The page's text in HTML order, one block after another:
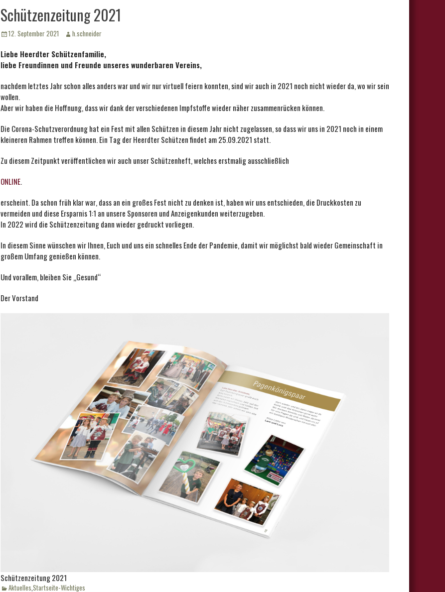
Schützenzeitung 2021
Veröffentlicht
12. September 2021 Autorh.schneider
Liebe Heerdter Schützenfamilie,
liebe Freundinnen und Freunde unseres wunderbaren Vereins,
nachdem letztes Jahr schon alles anders war und wir nur virtuell feiern konnten, sind wir auch in 2021 noch nicht wieder da, wo wir sein
wollen.
Aber wir haben die Hoffnung, dass wir dank der verschiedenen Impfstoffe wieder näher zusammenrücken können.
Die Corona-Schutzverordnung hat ein Fest mit allen Schützen in diesem Jahr nicht zugelassen, so dass wir uns in 2021 noch in einem
kleineren Rahmen treffen können. Ein Tag der Heerdter Schützen findet am 25.09.2021 statt.
Zu diesem Zeitpunkt veröffentlichen wir auch unser Schützenheft, welches erstmalig ausschließlich
ONLINE.
erscheint. Da schon früh klar war, dass an ein großes Fest nicht zu denken ist, haben wir uns entschieden, die Druckkosten zu
vermeiden und diese Ersparnis 1:1 an unsere Sponsoren und Anzeigenkunden weiterzugeben.
In 2022 wird die Schützenzeitung dann wieder gedruckt vorliegen.
In diesem Sinne wünschen wir Ihnen, Euch und uns ein schnelles Ende der Pandemie, damit wir möglichst bald wieder Gemeinschaft in
großem Umfang genießen können.
Und vorallem, bleiben Sie „Gesund“
Der Vorstand
Schützenzeitung 2021
Kategorien
Aktuelles Startseite-Wichtiges